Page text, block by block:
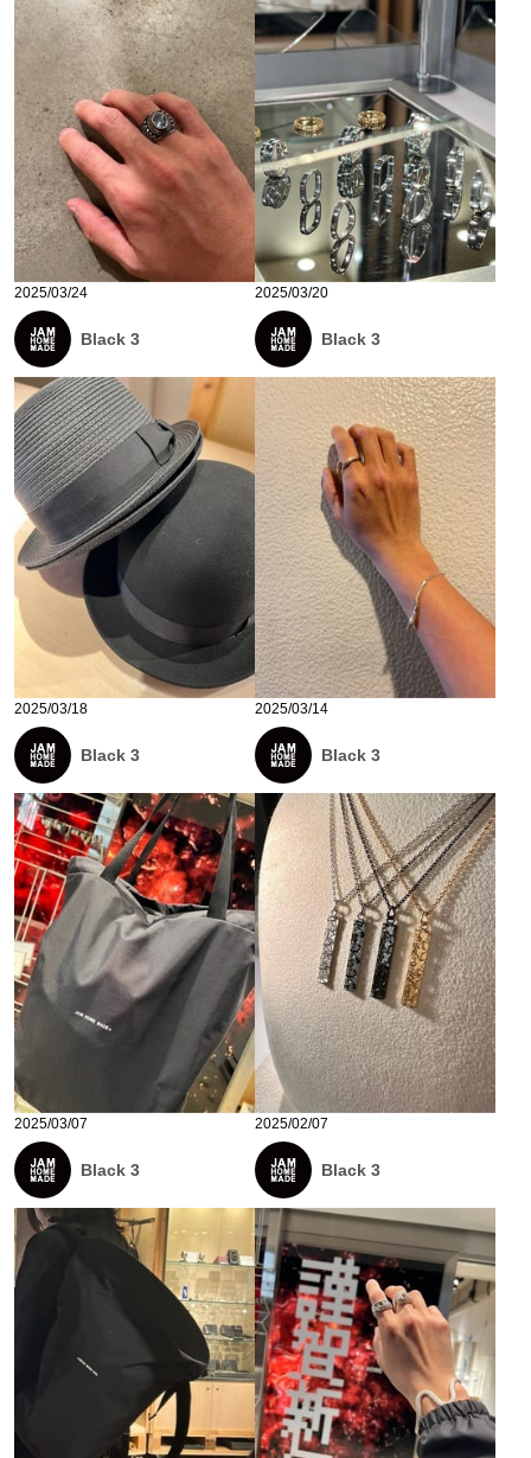
2025/03/24
Black 3
2025/03/20
Black 3
2025/03/18
Black 3
2025/03/14
Black 3
2025/03/07
Black 3
2025/02/07
Black 3